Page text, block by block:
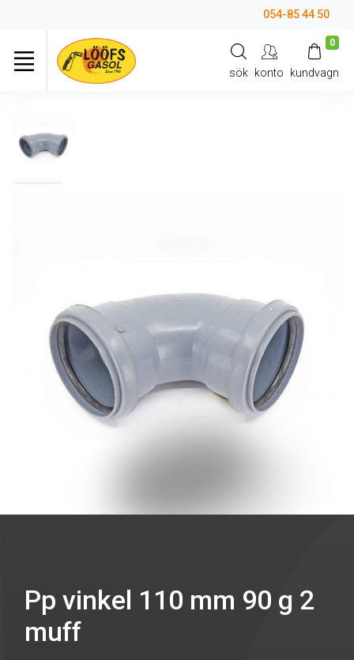
054-85 44 50
sök konto
0
kundvagn
Pp vinkel 110 mm 90 g 2
muff